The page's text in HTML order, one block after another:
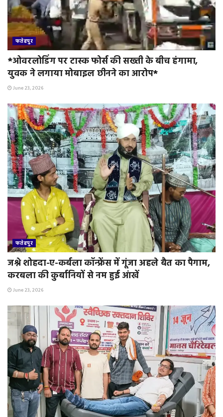
फतेहपुर
*ओवरलोडिंग पर टास्क फोर्स की सख्ती के बीच हंगामा,
युवक ने लगाया मोबाइल छीनने का आरोप*
June 23, 2026
फतेहपुर
जश्ने शोहदा-ए-कर्बला कॉन्फ्रेंस में गूंजा अहले बैत का पैगाम,
करबला की कुर्बानियों से नम हुई आंखें
June 23, 2026